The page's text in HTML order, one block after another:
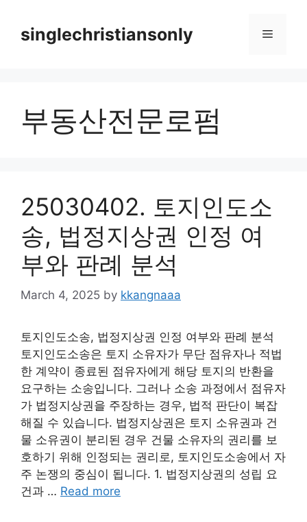
contentsinglechristiansonly Menu
부동산전문로펌
25030402. 토지인도소
송, 법정지상권 인정 여
부와 판례 분석
March 4, 2025 by kkangnaaa
토지인도소송, 법정지상권 인정 여부와 판례 분석
토지인도소송은 토지 소유자가 무단 점유자나 적법
한 계약이 종료된 점유자에게 해당 토지의 반환을
요구하는 소송입니다. 그러나 소송 과정에서 점유자
가 법정지상권을 주장하는 경우, 법적 판단이 복잡
해질 수 있습니다. 법정지상권은 토지 소유권과 건
물 소유권이 분리된 경우 건물 소유자의 권리를 보
호하기 위해 인정되는 권리로, 토지인도소송에서 자
주 논쟁의 중심이 됩니다. 1. 법정지상권의 성립 요
건과 … Read more